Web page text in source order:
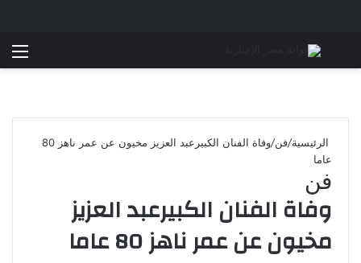
بحث عن
الرئيسية/فن/
وفاة الفنان الكبيرعبد العزيز مخيون عن عمر ناهز 80
عاما
فن
وفاة الفنان الكبيرعبد العزيز
مخيون عن عمر ناهز 80 عاما